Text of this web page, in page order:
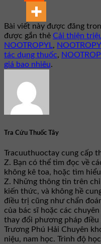
Bài viết này được đăng
được gắn thẻ Cải thiện
NOOTROPYL,
tác dụng thuốc,
giá bao nhiêu.
Tra Cứu Thuốc Tây
Tracuuthuoctay cung cấp
Z. Bạn có thể tìm đọc về
không kê toa, hoặc tìm
Z. Những thông tin trên
kiến thức, và không hề
điều trị cũng như chẩn
của bác sĩ hoặc các
thay đổi phương pháp điều
Trương Phú Hải Chuyên
niệu, nam học. Trình độ